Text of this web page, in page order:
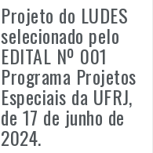
Projeto do LUDES
selecionado pelo
EDITAL Nº 001
Programa Projetos
Especiais da UFRJ,
de 17 de junho de
2024.